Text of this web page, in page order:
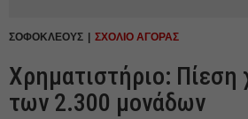
ΣΟΦΟΚΛΕΟΥΣ ΣΧΟΛΙΟ ΑΓΟΡΑΣ
Χρηματιστήριο: Πίεση
των 2.300 μονάδων